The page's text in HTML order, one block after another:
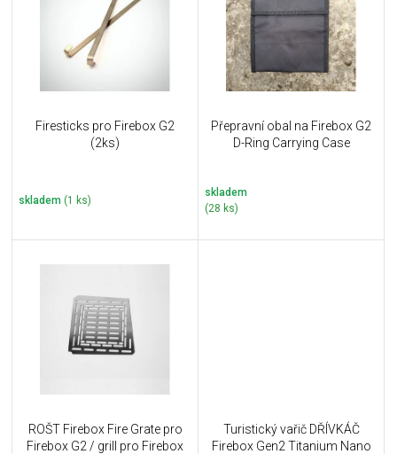
Firesticks pro Firebox G2
(2ks)
skladem (1 ks)
Přepravní obal na Firebox G2
D-Ring Carrying Case
skladem
(28 ks)
ROŠT Firebox Fire Grate pro
Firebox G2 / grill pro Firebox
Turistický vařič DŘÍVKÁČ
Firebox Gen2 Titanium Nano